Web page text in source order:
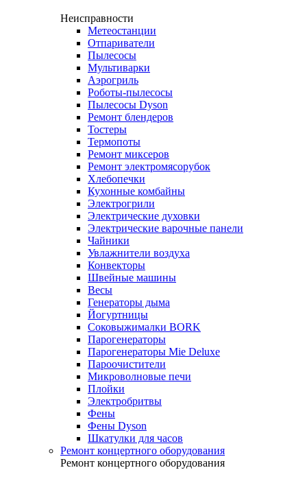
Неисправности
Метеостанции
Отпариватели
Пылесосы
Мультиварки
Аэрогриль
Роботы-пылесосы
Пылесосы Dyson
Ремонт блендеров
Тостеры
Термопоты
Ремонт миксеров
Ремонт электромясорубок
Хлебопечки
Кухонные комбайны
Электрогрили
Электрические духовки
Электрические варочные панели
Чайники
Увлажнители воздуха
Конвекторы
Швейные машины
Весы
Генераторы дыма
Йогуртницы
Соковыжималки BORK
Парогенераторы
Парогенераторы Mie Deluxe
Пароочистители
Микроволновые печи
Плойки
Электробритвы
Фены
Фены Dyson
Шкатулки для часов
Ремонт концертного оборудования
Ремонт концертного оборудования